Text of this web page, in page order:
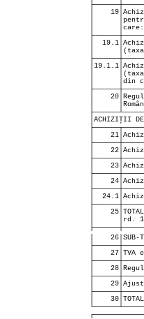
│
│
│
│